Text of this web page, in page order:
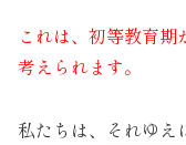
これは、初等教育
考えられます。
私たちは、それゆ